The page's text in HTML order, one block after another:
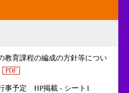
育課程の編成の方針等につい
PDF
事予定 HP掲載 - シート1